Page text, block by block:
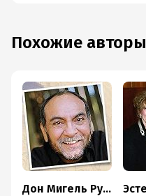
Похожие авторы
Дон Мигель Руис